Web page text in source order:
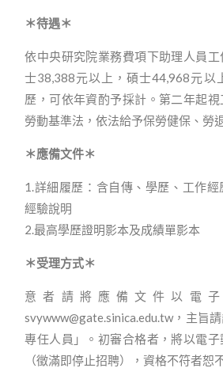
＊待遇＊
依中央研究院業務費項下助理人員
士38,388元以上，碩士44,968元以
歷，可依年資酌予採計。第二年起
勞動基準法，依法給予保勞健保、勞
＊應備文件＊
1.詳細履歷：含自傳、學歷、工作
經驗說明
2.最高學歷證明影本及成績單影本
＊受理方式＊
意者請將應備文件以電
svywww@gate.sinica.edu.tw，主旨
專任人員」。初審合格者，將以電
（徵滿即停止招聘），資格不符者恕